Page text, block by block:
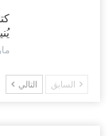
السابق التالي